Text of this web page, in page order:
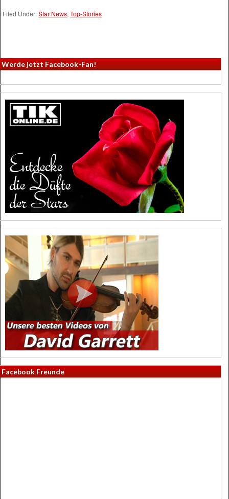
Filed Under:Star News,Top-Stories
Werde jetzt Facebook-Fan!
Facebook Freunde